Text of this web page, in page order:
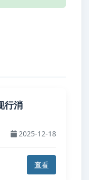
行消
2025-12-18
查看